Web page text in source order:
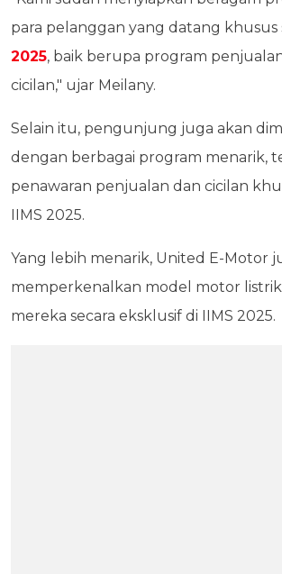
para pelanggan yang datang khusus
2025, baik berupa program
cicilan," ujar Meilany.
Selain itu, pengunjung juga akan
dengan berbagai program menarik,
penawaran penjualan dan cicilan
IIMS 2025.
Yang lebih menarik, United E-Motor
memperkenalkan model motor
mereka secara eksklusif di IIMS 2025.